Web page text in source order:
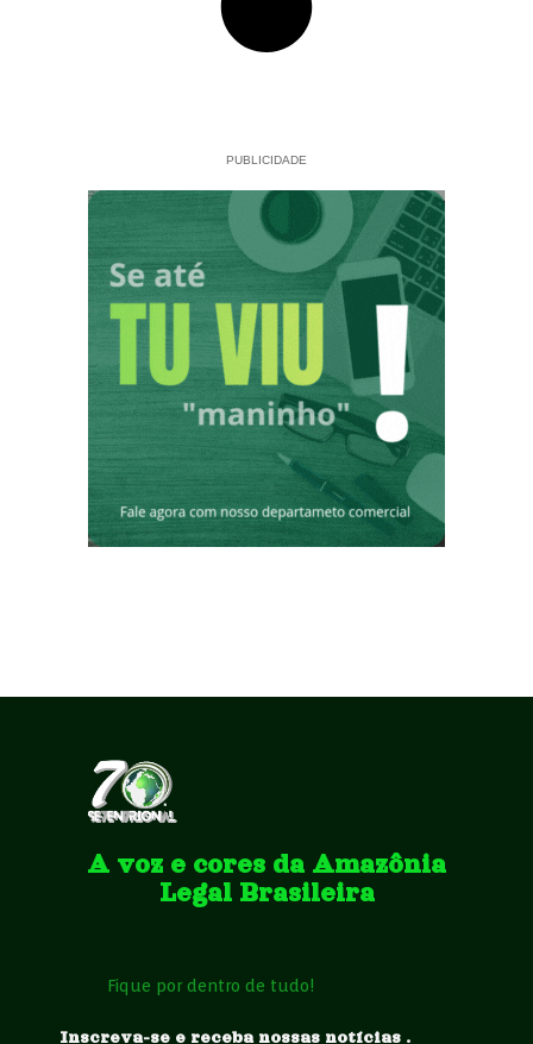
PUBLICIDADE
A voz e cores da Amazônia
Legal Brasileira
Fique por dentro de tudo!
Inscreva-se e receba nossas notícias .